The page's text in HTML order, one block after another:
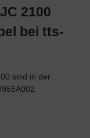
2100
bei tts-
sind in der